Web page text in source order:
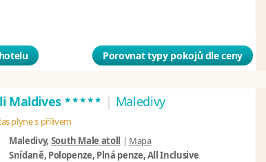
Porovnat typy pokojů dle ceny
Maldives ***** | Maledivy
plyne s přílivem
Maledivy, South Male atoll | Mapa
Snídaně, Polopenze, Plná penze, All Inclusive